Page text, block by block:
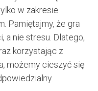
w zakresie
Pamiętajmy, że gra
a nie stresu. Dlatego,
korzystając z
możemy cieszyć się